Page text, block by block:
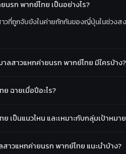
รก พากย์ไทย เป็นอย่างไร?
ที่ถูกจับขังในค่ายกักกันของญี่ปุ่นในช่วง
ลสาวแหกค่ายนรก พากย์ไทย มีใครบ้าง?
ฉายเมื่อปีอะไร?
ป็นแนวไหน และเหมาะกับกลุ่มเป้าหมา
าวแหกค่ายนรก พากย์ไทย แนะนำบ้าง?